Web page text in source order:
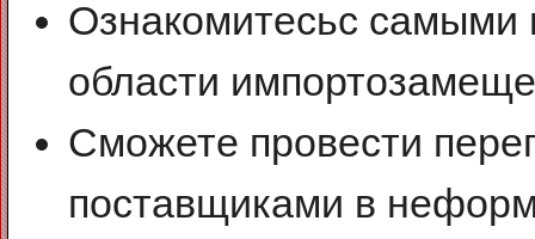
Ознакомитесьс
области
Сможете провести
поставщиками в